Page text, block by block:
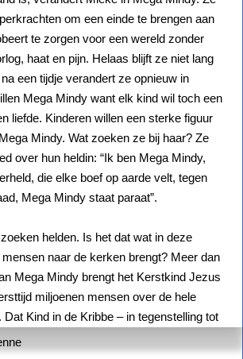
om een einde te brengen aan
te zorgen voor een wereld zonder
haat en pijn. Helaas blijft ze niet lang
een tijdje verandert ze opnieuw in
Mega Mindy want elk kind wil toch een
liefde. Kinderen willen een sterke figuur
Mindy. Wat zoeken ze bij haar? Ze
over hun heldin: “Ik ben Mega Mindy,
die elke boef op aarde velt, tegen
Mega Mindy staat paraat”.
helden. Is het dat wat in deze
naar de kerken brengt? Meer dan
Mega Mindy brengt het Kerstkind Jezus
miljoenen mensen over de hele
Dat Kind in de Kribbe – in tegenstelling tot
geboren, geleefd, gestorven en